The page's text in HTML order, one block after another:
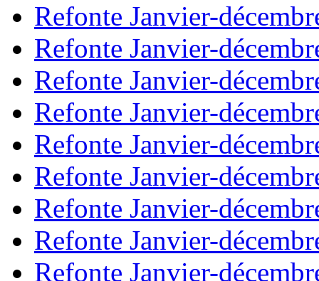
Refonte Janvier-
Refonte Janvier-
Refonte Janvier-
Refonte Janvier-
Refonte Janvier-
Refonte Janvier-
Refonte Janvier-
Refonte Janvier-
Refonte Janvier-